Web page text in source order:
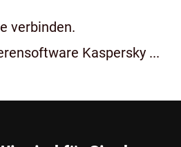
verbinden.
Kaspersky ...